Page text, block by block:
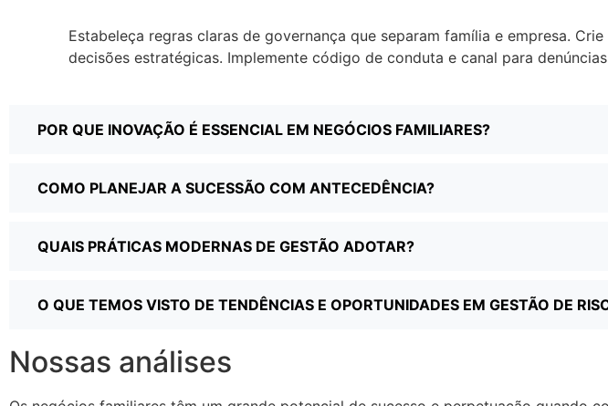
Estabeleça regras claras de governança que separam família e empresa.
decisões estratégicas. Implemente código de conduta e canal para
POR QUE INOVAÇÃO É ESSENCIAL EM NEGÓCIOS FAMILIARES?
COMO PLANEJAR A SUCESSÃO COM ANTECEDÊNCIA?
QUAIS PRÁTICAS MODERNAS DE GESTÃO ADOTAR?
O QUE TEMOS VISTO DE TENDÊNCIAS E OPORTUNIDADES EM GESTÃO DE
Nossas análises